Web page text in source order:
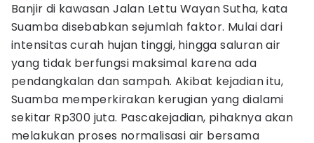
Banjir di kawasan Jalan Lettu Wayan Sutha, kata
Suamba disebabkan sejumlah faktor. Mulai dari
intensitas curah hujan tinggi, hingga saluran air
yang tidak berfungsi maksimal karena ada
pendangkalan dan sampah. Akibat kejadian itu,
Suamba memperkirakan kerugian yang dialami
sekitar Rp300 juta. Pascakejadian, pihaknya akan
melakukan proses normalisasi air bersama